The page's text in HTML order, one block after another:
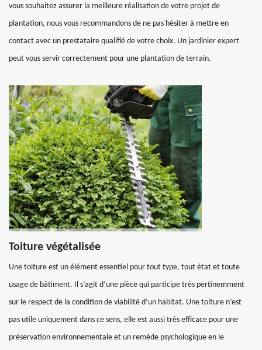
vous souhaitez assurer la meilleure réalisation de votre projet de
plantation, nous vous recommandons de ne pas hésiter à mettre en
contact avec un prestataire qualifié de votre choix. Un jardinier expert
peut vous servir correctement pour une plantation de terrain.
Toiture végétalisée
Une toiture est un élément essentiel pour tout type, tout état et toute
usage de bâtiment. Il s’agit d’une pièce qui participe très pertinemment
sur le respect de la condition de viabilité d’un habitat. Une toiture n’est
pas utile uniquement dans ce sens, elle est aussi très efficace pour une
préservation environnementale et un remède psychologique en le